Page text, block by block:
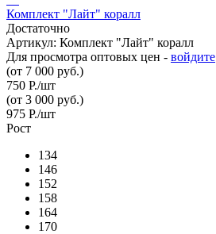
Комплект "Лайт" коралл
Достаточно
Артикул: Комплект "Лайт" коралл
Для просмотра оптовых цен - войдите
(от 7 000 руб.)
750 Р./шт
(от 3 000 руб.)
975 Р./шт
Рост
134
146
152
158
164
170